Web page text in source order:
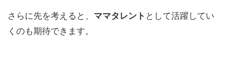
さらに先を考えると、 ママタレント として活躍してい
くのも期待できます。